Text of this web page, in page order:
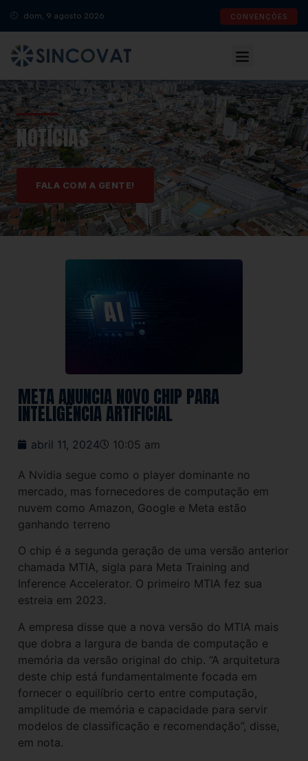
dom, 9 agosto 2026 CONVENÇÕES
NOTÍCIAS
FALA COM A GENTE!
META ANUNCIA NOVO CHIP PARA
INTELIGÊNCIA ARTIFICIAL
abril 11, 2024 10:05 am
A Nvidia segue como o player dominante no
mercado, mas fornecedores de computação em
nuvem como Amazon, Google e Meta estão
ganhando terreno
O chip é a segunda geração de uma versão anterior
chamada MTIA, sigla para Meta Training and
Inference Accelerator. O primeiro MTIA fez sua
estreia em 2023.
A empresa disse que a nova versão do MTIA mais
que dobra a largura de banda de computação e
memória da versão original do chip. “A arquitetura
deste chip está fundamentalmente focada em
fornecer o equilíbrio certo entre computação,
amplitude de memória e capacidade para servir
modelos de classificação e recomendação”, disse,
em nota.